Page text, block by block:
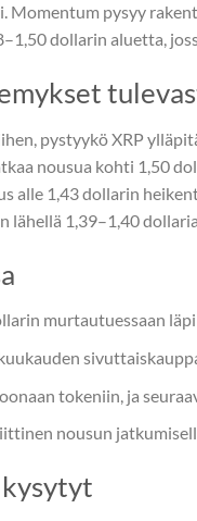
pysyy
dollarin aluetta,
pystyykö XRP
nousua kohti 1,50
alle 1,43 dollarin
lähellä 1,39–1,40 dollaria.
murtautuessaan
tokeniin, ja
nousun
kysytyt